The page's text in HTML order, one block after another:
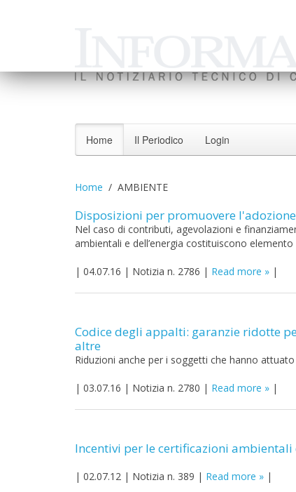
Home Il Periodico Login
Home AMBIENTE
Disposizioni per promuovere l'adozione
Nel caso di contributi, agevolazioni e
ambientali e dell’energia costituiscono
| 04.07.16 | Notizia n. 2786 | Read more |
Codice degli appalti: garanzie ridotte
altre
Riduzioni anche per i soggetti che hanno
| 03.07.16 | Notizia n. 2780 | Read more |
Incentivi per le certificazioni ambientali
| 02.07.12 | Notizia n. 389 | Read more |